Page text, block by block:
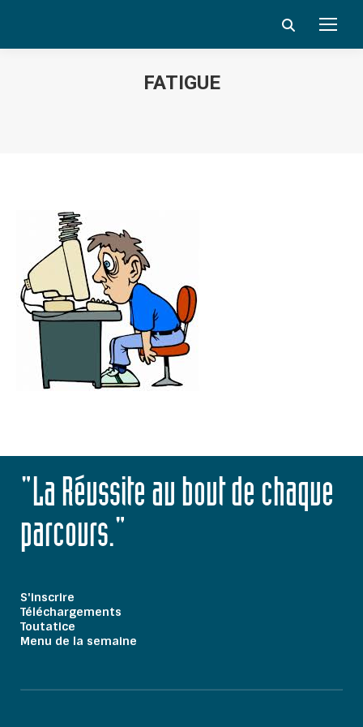
Search:
FATIGUE
"La Réussite au bout de chaque
parcours."
S'inscrire
Téléchargements
Toutatice
Menu de la semaine